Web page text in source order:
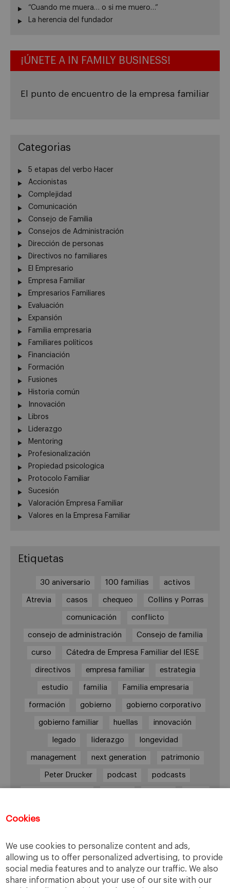
Cookies
We use cookies to personalize content and ads,
allowing us to offer personalized advertising, to provide
social media features and to analyze our traffic. We also
share information about your use of our site with our
“Cuando me muera… o si me muero…”
La herencia del fundador
¡ÚNETE A IN FAMILY BUSINESS!
El punto de encuentro de la empresa familiar
Categorias
5 etapas del verbo Hacer
Accionistas
Complejidad
Comunicación
Consejo de Familia
Consejos de Administración
Dirección de personas
Directivos no familiares
El Empresario
Empresa Familiar
Empresarios Familiares
Evaluación
Expansión
Familia empresaria
Familiares políticos
Financiación
Formación
Fusiones
Historia común
Innovación
Libros
Liderazgo
Mentoring
Profesionalización
Propiedad psicologica
Protocolo Familiar
Sucesión
Valoración Empresa Familiar
Valores en la Empresa Familiar
Etiquetas
30 aniversario 100 familias activos
Atrevia casos chequeo Collins y Porras
comunicación conflicto
consejo de administración Consejo de familia
curso Cátedra de Empresa Familiar del IESE
directivos empresa familiar estrategia
estudio familia Familia empresaria
formación gobierno gobierno corporativo
gobierno familiar huellas innovación
legado liderazgo longevidad
management next generation patrimonio
Peter Drucker podcast podcasts
órganos de gobierno